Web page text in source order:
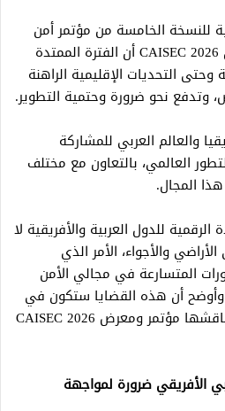
للنسخة الخامسة من مؤتمر أمن
المعلومات والامن السيبراني CAISEC 2026 أن الفترة الممتدة
وحتى التحديات الإقليمية الراهنة
وتدفع نحو ضرورة وحتمية التطوير.
والعالم العربي للمشاركة
العالمي، بالتعاون مع مختلف
المجال.
للدول العربية والأفريقية لا
والأجواء، الأمر الذي
المتسارعة في مجالي الأمن
وأوضح أن هذه القضايا ستكون في
صدارة الموضوعات التي سيناقشها مؤتمر ومعرض CAISEC 2026
الأفريقي ضرورة لمواجهة